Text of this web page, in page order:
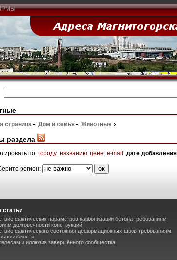
страница Дом и семья Животные
раздела
по: городу названию цене e-mail дате добавления
регион:
статьи
фактических параметров карбонизации бетона требованиям
долговечности конструкций
фактического состояния деформационных швов требованиям
и иллюзия завершённого сообщества